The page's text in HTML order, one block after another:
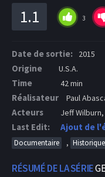
1.1 3
Date de sortie: 2015
Origine U.S.A.
Time 42 min
Réalisateur Paul
Acteurs Jeff
Last Edit: Ajout de
Documentaire , Historique
RÉSUMÉ DE LA SÉRIE